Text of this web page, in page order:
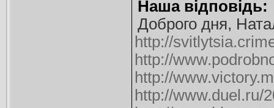
Наша відповідь:
Доброго дня,
http://
http://
http://
http://www.duel.ru/